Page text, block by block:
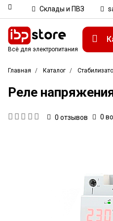
Склады и ПВЗ
Всё для электропитания
Главная Каталог
Реле
0 отзывов 0